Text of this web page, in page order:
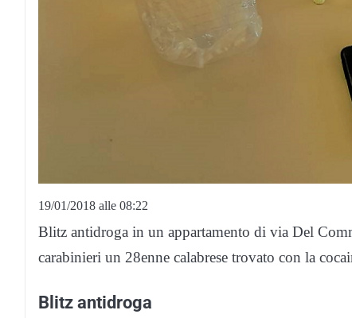
19/01/2018 alle 08:22
Blitz antidroga in un appartamento di via Del
carabinieri un 28enne calabrese trovato con la
Blitz antidroga